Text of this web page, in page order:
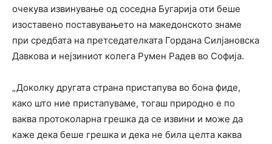
очекува извинување од соседна Бугарија оти беше
изоставено поставувањето на македонското знаме
при средбата на претседателката Гордана Силјановска
Давкова и нејзиниот колега Румен Радев во Софија.
„Доколку другата страна пристапува во бона фиде,
како што ние пристапуваме, тогаш природно е по
ваква протоколарна грешка да се извини и може да
каже дека беше грешка и дека не била целта каква